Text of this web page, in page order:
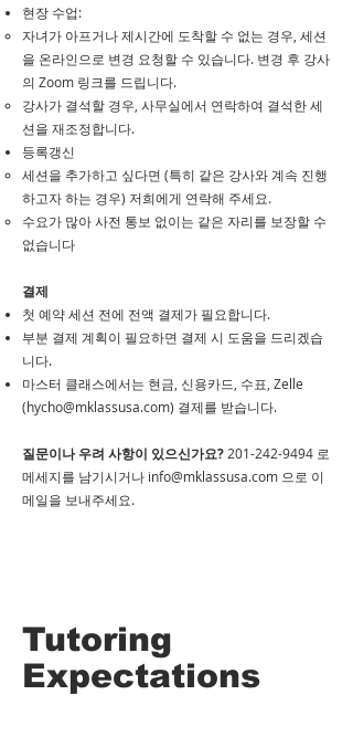
​현장 수업:
​자녀가 아프거나 제시간에 도착할 수 없는 경우, 세션
을 온라인으로 변경 요청할 수 있습니다. 변경 후 강사
의 Zoom 링크를 드립니다.
강사가 결석할 경우, 사무실에서 연락하여 결석한 세
션을 재조정합니다.
등록갱신
세션을 추가하고 싶다면 (특히 같은 강사와 계속 진행
하고자 하는 경우) 저희에게 연락해 주세요.
수요가 많아 사전 통보 없이는 같은 자리를 보장할 수
없습니다
결제
첫 예약 세션 전에 전액 결제가 필요합니다.
부분 결제 계획이 필요하면 결제 시 도움을 드리겠습
니다.
​마스터 클래스에서는 현금, 신용카드, 수표, Zelle
(hycho@mklassusa.com) 결제를 받습니다.
질문이나 우려 사항이 있으신가요? 201-242-9494 로
메세지를 남기시거나 info@mklassusa.com 으로 이
메일을 보내주세요.
Tutoring
Expectations